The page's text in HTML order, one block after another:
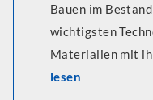
Bauen im
wichtigsten
Materialien mit
lesen